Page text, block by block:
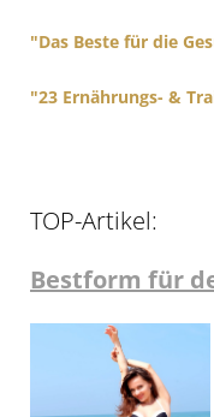
"Das Beste für die
"23 Ernährungs- &
TOP-Artikel:
Bestform für